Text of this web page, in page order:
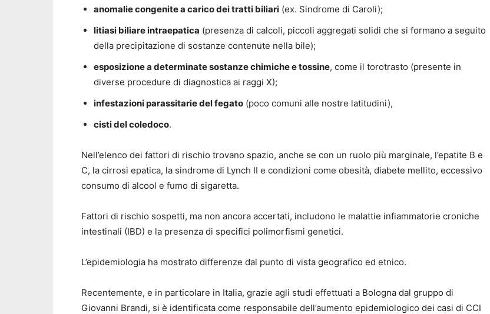
anomalie congenite a carico dei tratti biliari (ex. Sindrome di Caroli);
litiasi biliare intraepatica (presenza di calcoli, piccoli aggregati solidi che si formano a seguito
della precipitazione di sostanze contenute nella bile);
esposizione a determinate sostanze chimiche e tossine, come il torotrasto (presente in
diverse procedure di diagnostica ai raggi X);
infestazioni parassitarie del fegato (poco comuni alle nostre latitudini),
cisti del coledoco.
Nell’elenco dei fattori di rischio trovano spazio, anche se con un ruolo più marginale, l’epatite B e
C, la cirrosi epatica, la sindrome di Lynch II e condizioni come obesità, diabete mellito, eccessivo
consumo di alcool e fumo di sigaretta.
Fattori di rischio sospetti, ma non ancora accertati, includono le malattie infiammatorie croniche
intestinali (IBD) e la presenza di specifici polimorfismi genetici.
L’epidemiologia ha mostrato differenze dal punto di vista geografico ed etnico.
Recentemente, e in particolare in Italia, grazie agli studi effettuati a Bologna dal gruppo di
Giovanni Brandi, si è identificata come responsabile dell’aumento epidemiologico dei casi di CCI